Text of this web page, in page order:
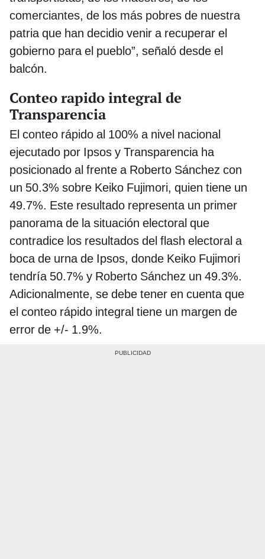
comerciantes, de los más pobres de nuestra
patria que han decidio venir a recuperar el
gobierno para el pueblo”, señaló desde el
balcón.
Conteo rapido integral de
Transparencia
El conteo rápido al 100% a nivel nacional
ejecutado por Ipsos y Transparencia ha
posicionado al frente a Roberto Sánchez con
un 50.3% sobre Keiko Fujimori, quien tiene un
49.7%. Este resultado representa un primer
panorama de la situación electoral que
contradice los resultados del flash electoral a
boca de urna de Ipsos, donde Keiko Fujimori
tendría 50.7% y Roberto Sánchez un 49.3%.
Adicionalmente, se debe tener en cuenta que
el conteo rápido integral tiene un margen de
error de +/- 1.9%.